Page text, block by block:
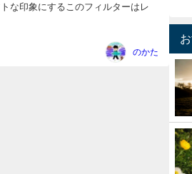
な印象にするこのフィルターはレ
のかた